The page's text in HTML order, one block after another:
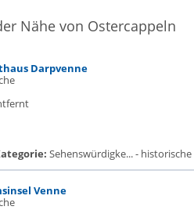
Nähe von Ostercappeln
Darpvenne
Sehenswürdigke... - historische
Venne